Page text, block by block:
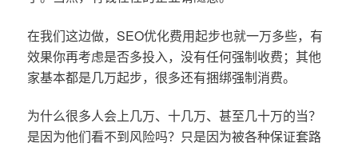
在我们这边做，SEO优化费用起步也就一万多些，有
效果你再考虑是否多投入，没有任何强制收费；其他
家基本都是几万起步，很多还有捆绑强制消费。
为什么很多人会上几万、十几万、甚至几十万的当？
是因为他们看不到风险吗？只是因为被各种保证套路